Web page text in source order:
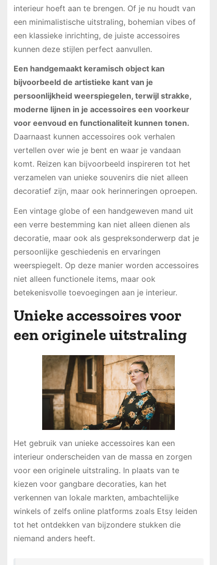
interieur hoeft aan te brengen. Of je nu houdt van
een minimalistische uitstraling, bohemian vibes of
een klassieke inrichting, de juiste accessoires
kunnen deze stijlen perfect aanvullen.
Een handgemaakt keramisch object kan
bijvoorbeeld de artistieke kant van je
persoonlijkheid weerspiegelen, terwijl strakke,
moderne lijnen in je accessoires een voorkeur
voor eenvoud en functionaliteit kunnen tonen.
Daarnaast kunnen accessoires ook verhalen
vertellen over wie je bent en waar je vandaan
komt. Reizen kan bijvoorbeeld inspireren tot het
verzamelen van unieke souvenirs die niet alleen
decoratief zijn, maar ook herinneringen oproepen.
Een vintage globe of een handgeweven mand uit
een verre bestemming kan niet alleen dienen als
decoratie, maar ook als gespreksonderwerp dat je
persoonlijke geschiedenis en ervaringen
weerspiegelt. Op deze manier worden accessoires
niet alleen functionele items, maar ook
betekenisvolle toevoegingen aan je interieur.
Unieke accessoires voor
een originele uitstraling
Het gebruik van unieke accessoires kan een
interieur onderscheiden van de massa en zorgen
voor een originele uitstraling. In plaats van te
kiezen voor gangbare decoraties, kan het
verkennen van lokale markten, ambachtelijke
winkels of zelfs online platforms zoals Etsy leiden
tot het ontdekken van bijzondere stukken die
niemand anders heeft.